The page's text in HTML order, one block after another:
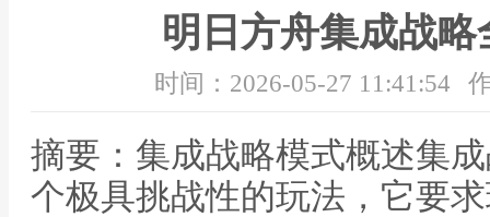
明日方舟集成战
时间：2026-05-27 11:41:54
摘要：集成战略模式概述集
个极具挑战性的玩法，它要